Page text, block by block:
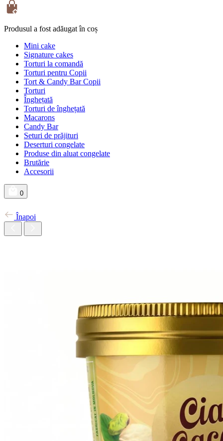
Produsul a fost adăugat în coș
Mini cake
Signature cakes
Torturi la comandă
Torturi pentru Copii
Tort & Candy Bar Copii
Torturi
Înghețată
Torturi de înghețată
Macarons
Candy Bar
Seturi de prăjituri
Deserturi congelate
Produse din aluat congelate
Brutărie
Accesorii
0
Înapoi